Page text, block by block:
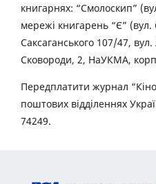
книгарнях: “Смолоскип”
мережі книгарень “Є” (вул.
Саксаганського 107/47,
Сковороди, 2, НаУКМА,
Передплатити журнал
поштових відділеннях
74249.